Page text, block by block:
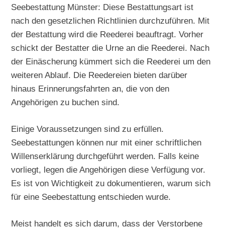
Seebestattung Münster: Diese Bestattungsart ist
nach den gesetzlichen Richtlinien durchzuführen. Mit
der Bestattung wird die Reederei beauftragt. Vorher
schickt der Bestatter die Urne an die Reederei. Nach
der Einäscherung kümmert sich die Reederei um den
weiteren Ablauf. Die Reedereien bieten darüber
hinaus Erinnerungsfahrten an, die von den
Angehörigen zu buchen sind.
Einige Voraussetzungen sind zu erfüllen.
Seebestattungen können nur mit einer schriftlichen
Willenserklärung durchgeführt werden. Falls keine
vorliegt, legen die Angehörigen diese Verfügung vor.
Es ist von Wichtigkeit zu dokumentieren, warum sich
für eine Seebestattung entschieden wurde.
Meist handelt es sich darum, dass der Verstorbene